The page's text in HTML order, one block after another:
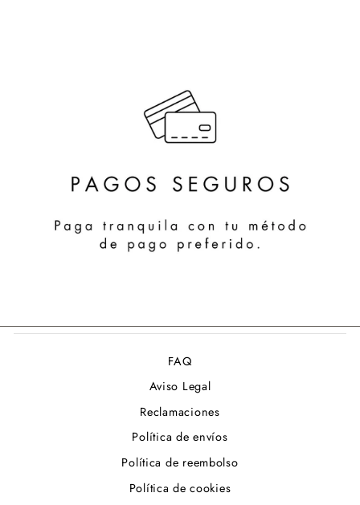
FAQ
Aviso Legal
Reclamaciones
Política de envíos
Política de reembolso
Política de cookies